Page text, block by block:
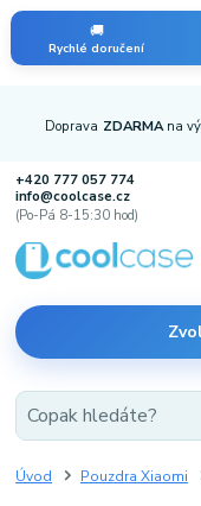
🚚
Rychlé doručení
Doprava ZDARMA na
+420 777 057 774
info@coolcase.cz
(Po-Pá 8-15:30 hod)
Úvod Pouzdra Xiaomi